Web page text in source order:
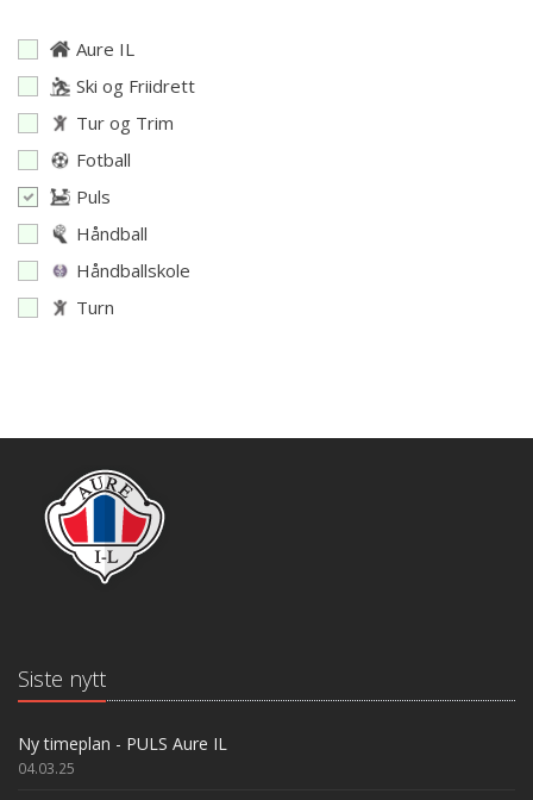
Aure IL
Ski og Friidrett
Tur og Trim
Fotball
Puls
Håndball
Håndballskole
Turn
Siste nytt
Ny timeplan - PULS Aure IL
04.03.25